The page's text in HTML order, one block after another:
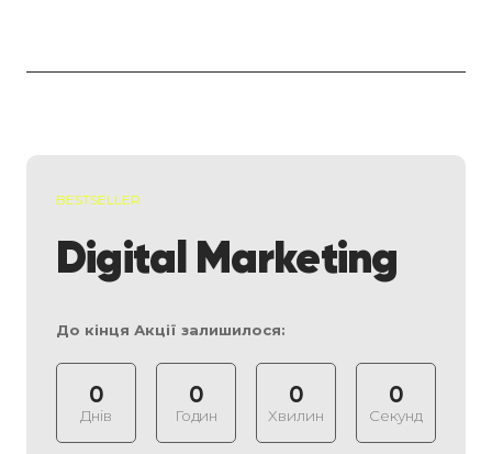
BESTSELLER
Digital Marketing
До кінця Акції залишилося:
0
Днів
0
Годин
0
Хвилин
0
Секунд